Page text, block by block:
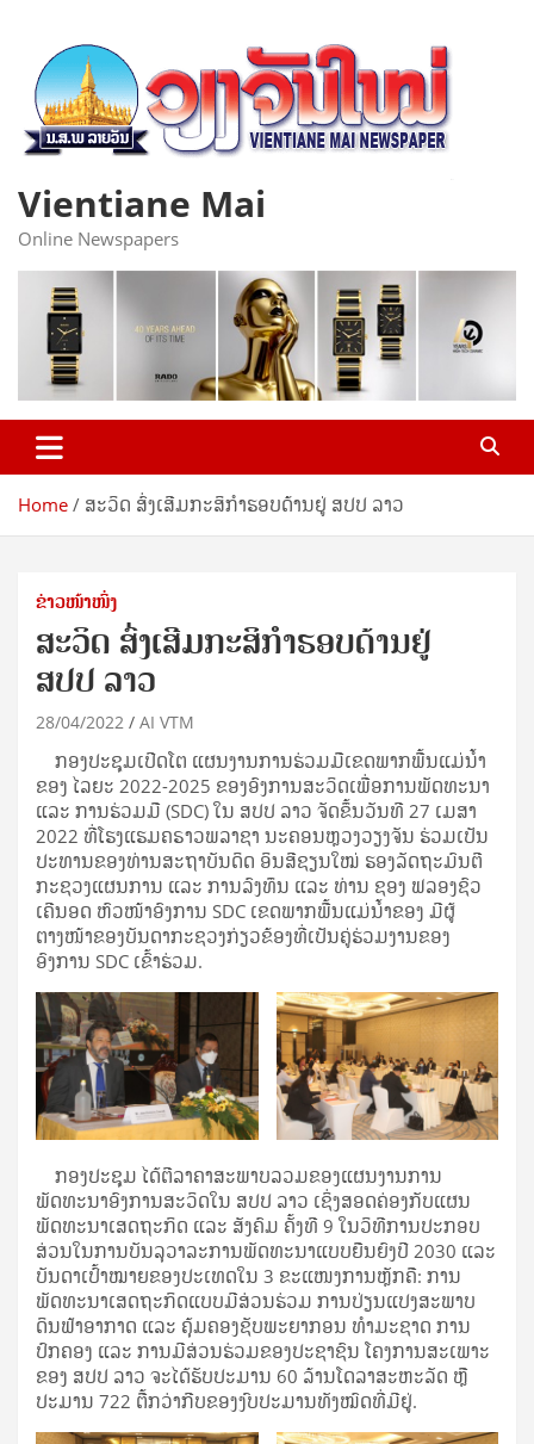
content
Vientiane Mai
Online Newspapers
Home ສະວິດ ສົ່ງເສີມກະສິກຳຮອບດ້ານຢູ່ ສປປ ລາວ
ຂ່າວໜ້າໜຶ່ງ
ສະວິດ ສົ່ງເສີມກະສິກຳຮອບດ້ານຢູ່
ສປປ ລາວ
28/04/2022 AI VTM
ກອງປະຊຸມເປີດໂຕ ແຜນງານການຮ່ວມມືເຂດພາກພື້ນແມ່ນໍ້າ
ຂອງ ໄລຍະ 2022-2025 ຂອງອົງການສະວິດເພື່ອການພັດທະນາ
ແລະ ການຮ່ວມມື (SDC) ໃນ ສປປ ລາວ ຈັດຂຶ້ນວັນທີ 27 ເມສາ
2022 ທີ່ໂຮງແຮມຄຣາວພລາຊາ ນະຄອນຫຼວງວຽງຈັນ ຮ່ວມເປັນ
ປະທານຂອງທ່ານສະຖາບັນດິດ ອິນສີຊຽນໃໝ່ ຮອງລັດຖະມົນຕີ
ກະຊວງແຜນການ ແລະ ການລົງທຶນ ແລະ ທ່ານ ຊອງ ຟລອງຊົວ
ເຄີນອດ ຫົວໜ້າອົງການ SDC ເຂດພາກພື້ນແມ່ນໍ້າຂອງ ມີຜູ້
ຕາງໜ້າຂອງບັນດາກະຊວງກ່ຽວຂ້ອງທີ່ເປັນຄູ່ຮ່ວມງານຂອງ
ອົງການ SDC ເຂົ້າຮ່ວມ.
ກອງປະຊຸມ ໄດ້ຕີລາຄາສະພາບລວມຂອງແຜນງານການ
ພັດທະນາອົງການສະວິດໃນ ສປປ ລາວ ເຊິ່ງສອດຄ່ອງກັບແຜນ
ພັດທະນາເສດຖະກິດ ແລະ ສັງຄົມ ຄັ້ງທີ 9 ໃນວິທີການປະກອບ
ສ່ວນໃນການບັນລຸວາລະການພັດທະນາແບບຍືນຍົງປີ 2030 ແລະ
ບັນດາເປົ້າໝາຍຂອງປະເທດໃນ 3 ຂະແໜງການຫຼັກຄື: ການ
ພັດທະນາເສດຖະກິດແບບມີສ່ວນຮ່ວມ ການປ່ຽນແປງສະພາບ
ດິນຟ້າອາກາດ ແລະ ຄຸ້ມຄອງຊັບພະຍາກອນ ທໍາມະຊາດ ການ
ປົກຄອງ ແລະ ການມີສ່ວນຮ່ວມຂອງປະຊາຊົນ ໂຄງການສະເພາະ
ຂອງ ສປປ ລາວ ຈະໄດ້ຮັບປະມານ 60 ລ້ານໂດລາສະຫະລັດ ຫຼື
ປະມານ 722 ຕື້ກວ່າກີບຂອງງົບປະມານທັງໝົດທີ່ມີຢູ່.